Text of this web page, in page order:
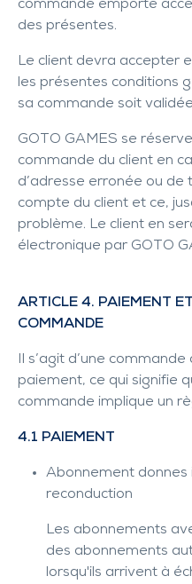
commande emporte
des présentes.
Le client devra accepter
les présentes conditions
sa commande soit
GOTO GAMES se
commande du client en
d’adresse erronée ou
compte du client et ce,
problème. Le client en
électronique par GOTO
ARTICLE 4. PAIEMENT
COMMANDE
Il s’agit d’une
paiement, ce qui signifie
commande implique un
4.1 PAIEMENT
Abonnement donnes
reconduction
Les abonnements
des abonnements
lorsqu'ils arrivent à